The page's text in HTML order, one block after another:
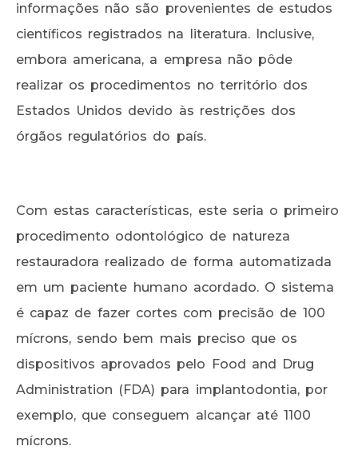
informações não são provenientes de estudos
científicos registrados na literatura. Inclusive,
embora americana, a empresa não pôde
realizar os procedimentos no território dos
Estados Unidos devido às restrições dos
órgãos regulatórios do país.
Com estas características, este seria o primeiro
procedimento odontológico de natureza
restauradora realizado de forma automatizada
em um paciente humano acordado. O sistema
é capaz de fazer cortes com precisão de 100
mícrons, sendo bem mais preciso que os
dispositivos aprovados pelo Food and Drug
Administration (FDA) para implantodontia, por
exemplo, que conseguem alcançar até 1100
mícrons.